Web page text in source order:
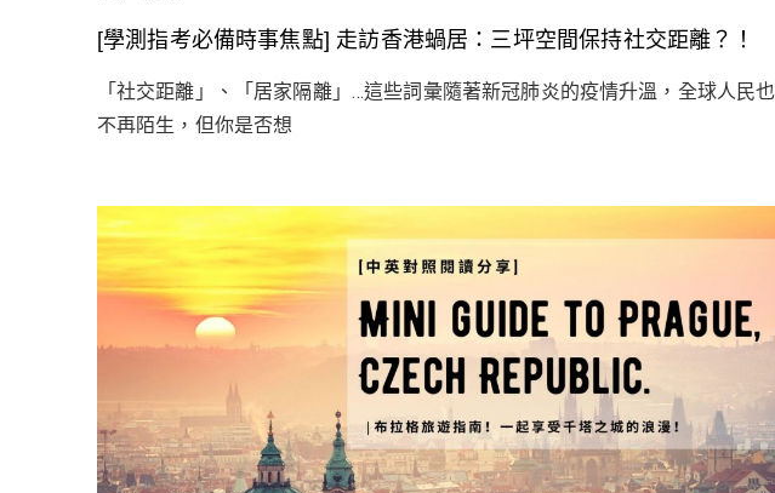
[學測指考必備時事焦點] 走訪香港蝸居：三坪空間保持社交距離？！
「社交距離」、「居家隔離」…這些詞彙隨著新冠肺炎的疫情升溫，全球人民也
不再陌生，但你是否想